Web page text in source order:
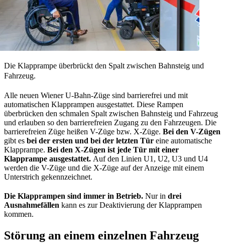
Die Klapprampe überbrückt den Spalt zwischen Bahnsteig und
Fahrzeug.
Alle neuen Wiener U-Bahn-Züge sind barrierefrei und mit
automatischen Klapprampen ausgestattet. Diese Rampen
überbrücken den schmalen Spalt zwischen Bahnsteig und Fahrzeug
und erlauben so den barrierefreien Zugang zu den Fahrzeugen. Die
barrierefreien Züge heißen V-Züge bzw. X-Züge. Bei den V-Zügen
gibt es bei der ersten und bei der letzten Tür eine automatische
Klapprampe. Bei den X-Zügen ist jede Tür mit einer
Klapprampe ausgestattet. Auf den Linien U1, U2, U3 und U4
werden die V-Züge und die X-Züge auf der Anzeige mit einem
Unterstrich gekennzeichnet.
Die Klapprampen sind immer in Betrieb. Nur in drei
Ausnahmefällen kann es zur Deaktivierung der Klapprampen
kommen.
Störung an einem einzelnen Fahrzeug